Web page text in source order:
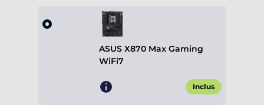
ASUS X870 Max Gaming
WiFi7
Inclus